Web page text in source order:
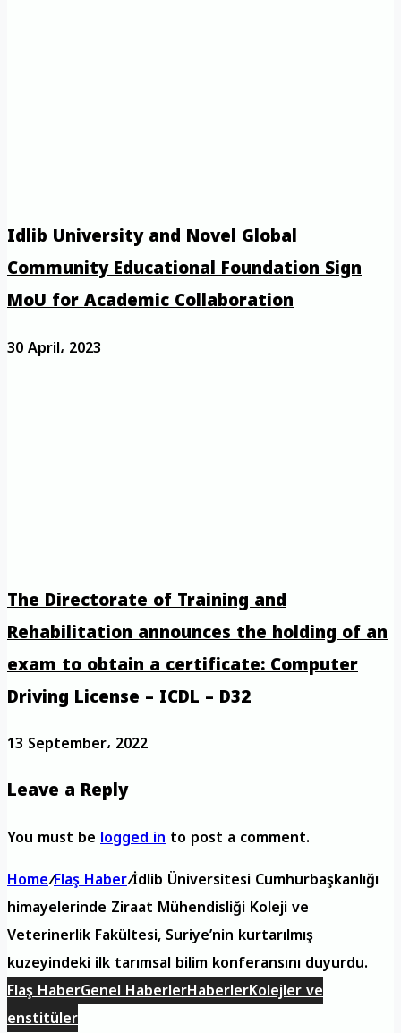
Idlib University and Novel Global
Community Educational Foundation Sign
MoU for Academic Collaboration
30 April، 2023
The Directorate of Training and
Rehabilitation announces the holding of an
exam to obtain a certificate: Computer
Driving License – ICDL – D32
13 September، 2022
Leave a Reply
You must belogged into post a comment.
Home/Flaş Haber/İdlib Üniversitesi Cumhurbaşkanlığı
himayelerinde Ziraat Mühendisliği Koleji ve
Veterinerlik Fakültesi, Suriye’nin kurtarılmış
kuzeyindeki ilk tarımsal bilim konferansını duyurdu.
Flaş HaberGenel HaberlerHaberlerKolejler ve
enstitüler